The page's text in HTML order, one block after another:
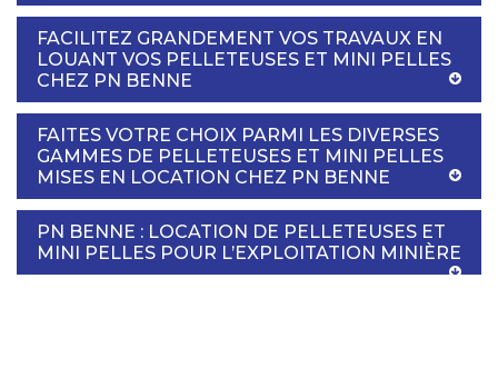
FACILITEZ GRANDEMENT VOS TRAVAUX EN
LOUANT VOS PELLETEUSES ET MINI PELLES
CHEZ PN BENNE
FAITES VOTRE CHOIX PARMI LES DIVERSES
GAMMES DE PELLETEUSES ET MINI PELLES
MISES EN LOCATION CHEZ PN BENNE
PN BENNE : LOCATION DE PELLETEUSES ET
MINI PELLES POUR L’EXPLOITATION MINIÈRE